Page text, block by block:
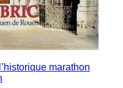
marathon